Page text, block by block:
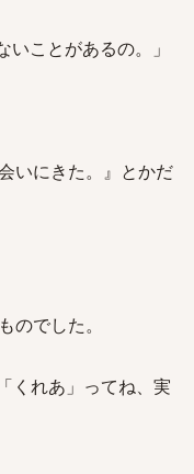
いことがあるの。」
いにきた。』とかだ
のでした。
くれあ」ってね、実